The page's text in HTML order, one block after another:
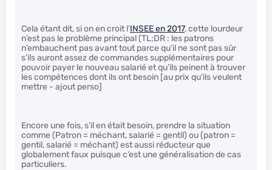
Cela étant dit, si on en croit l’INSEE en 2017, cette lourdeur
n’est pas le problème principal (TL;DR : les patrons
n’embauchent pas avant tout parce qu’il ne sont pas sûr
s’ils auront assez de commandes supplémentaires pour
pouvoir payer le nouveau salarié et qu’ils peinent à trouver
les compétences dont ils ont besoin [au prix qu’ils veulent
mettre - ajout perso]
Encore une fois, s’il en était besoin, prendre la situation
comme (Patron = méchant, salarié = gentil) ou (patron =
gentil, salarié = méchant) est aussi réducteur que
globalement faux puisque c’est une généralisation de cas
particuliers.